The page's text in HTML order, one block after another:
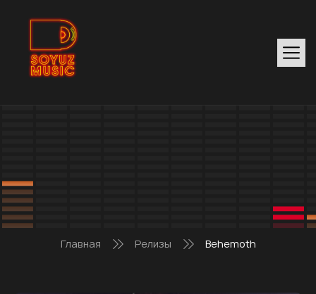
Главная Релизы Behemoth